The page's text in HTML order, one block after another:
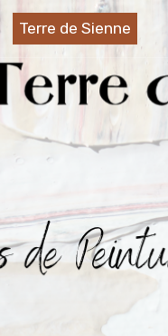
Terre de Sienne